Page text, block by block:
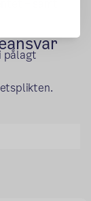
pålagt